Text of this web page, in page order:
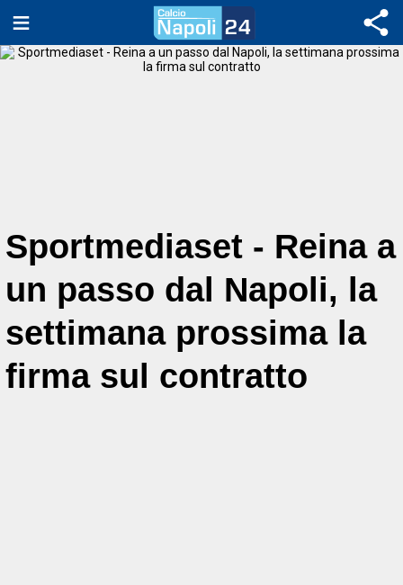
Sportmediaset - Reina a
un passo dal Napoli, la
settimana prossima la
firma sul contratto